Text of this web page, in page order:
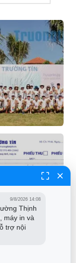
THỊNH
9/8/2026 14:08
Thịnh
máy in và
trợ nội